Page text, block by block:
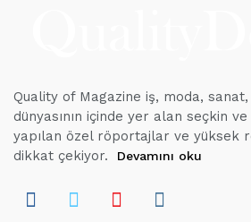
Quality of Magazine iş, moda,
dünyasının içinde yer alan seçkin
yapılan özel röportajlar ve yüksek
dikkat çekiyor.
Devamını oku